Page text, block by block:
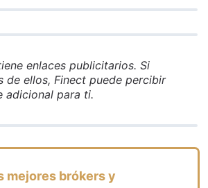
enlaces publicitarios. Si
de ellos, Finect puede percibir
adicional para ti.
mejores brókers y